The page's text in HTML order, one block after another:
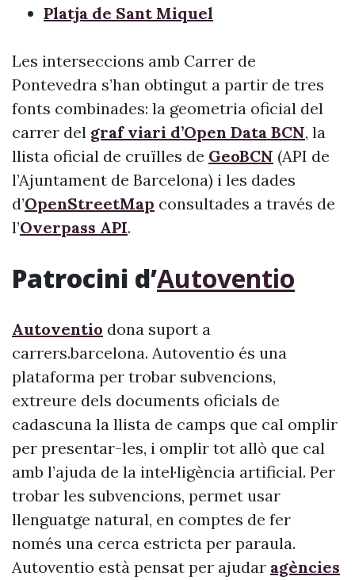
Platja de Sant Miquel
Les interseccions amb Carrer de
Pontevedra s’han obtingut a partir de tres
fonts combinades: la geometria oficial del
carrer del graf viari d’Open Data BCN, la
llista oficial de cruïlles de GeoBCN (API de
l’Ajuntament de Barcelona) i les dades
d’OpenStreetMap consultades a través de
l’Overpass API.
Patrocini d’Autoventio
Autoventio dona suport a
carrers.barcelona. Autoventio és una
plataforma per trobar subvencions,
extreure dels documents oficials de
cadascuna la llista de camps que cal omplir
per presentar-les, i omplir tot allò que cal
amb l’ajuda de la intel·ligència artificial. Per
trobar les subvencions, permet usar
llenguatge natural, en comptes de fer
només una cerca estricta per paraula.
Autoventio està pensat per ajudar agències